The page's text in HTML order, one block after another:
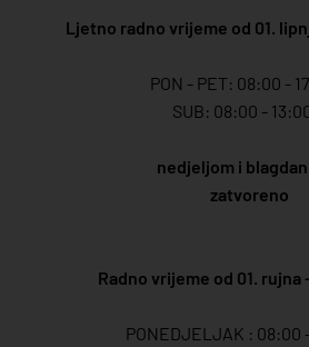
Ljetno radno vrijeme od 01.
PON - PET: 08:00 -
SUB: 08:00 -
nedjeljom i
zatvoreno
Radno vrijeme od 01. rujna
PONEDJELJAK : 08:00